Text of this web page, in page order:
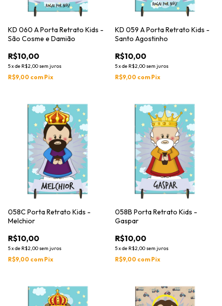
KD 060 A Porta Retrato Kids -
São Cosme e Damião
R$10,00
5xde R$2,00 sem juros
R$9,00 com Pix
KD 059 A Porta Retrato Kids -
Santo Agostinho
R$10,00
5xde R$2,00 sem juros
R$9,00 com Pix
058C Porta Retrato Kids -
Melchior
R$10,00
5xde R$2,00 sem juros
R$9,00 com Pix
058B Porta Retrato Kids -
Gaspar
R$10,00
5xde R$2,00 sem juros
R$9,00 com Pix